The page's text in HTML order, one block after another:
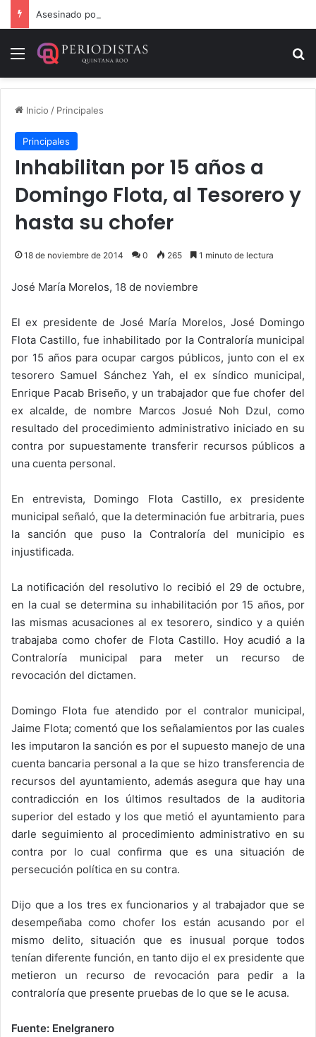
Menú
Inicio / Principales
Principales
Inhabilitan por 15 años a
Domingo Flota, al Tesorero y
hasta su chofer
18 de noviembre de 2014 0 265 1 minuto de lectura
José María Morelos, 18 de noviembre
El ex presidente de José María Morelos, José Domingo
Flota Castillo, fue inhabilitado por la Contraloría municipal
por 15 años para ocupar cargos públicos, junto con el ex
tesorero Samuel Sánchez Yah, el ex síndico municipal,
Enrique Pacab Briseño, y un trabajador que fue chofer del
ex alcalde, de nombre Marcos Josué Noh Dzul, como
resultado del procedimiento administrativo iniciado en su
contra por supuestamente transferir recursos públicos a
una cuenta personal.
En entrevista, Domingo Flota Castillo, ex presidente
municipal señaló, que la determinación fue arbitraria, pues
la sanción que puso la Contraloría del municipio es
injustificada.
La notificación del resolutivo lo recibió el 29 de octubre,
en la cual se determina su inhabilitación por 15 años, por
las mismas acusaciones al ex tesorero, sindico y a quién
trabajaba como chofer de Flota Castillo. Hoy acudió a la
Contraloría municipal para meter un recurso de
revocación del dictamen.
Domingo Flota fue atendido por el contralor municipal,
Jaime Flota; comentó que los señalamientos por las cuales
les imputaron la sanción es por el supuesto manejo de una
cuenta bancaria personal a la que se hizo transferencia de
recursos del ayuntamiento, además asegura que hay una
contradicción en los últimos resultados de la auditoria
superior del estado y los que metió el ayuntamiento para
darle seguimiento al procedimiento administrativo en su
contra por lo cual confirma que es una situación de
persecución política en su contra.
Dijo que a los tres ex funcionarios y al trabajador que se
desempeñaba como chofer los están acusando por el
mismo delito, situación que es inusual porque todos
tenían diferente función, en tanto dijo el ex presidente que
metieron un recurso de revocación para pedir a la
contraloría que presente pruebas de lo que se le acusa.
Fuente: Enelgranero